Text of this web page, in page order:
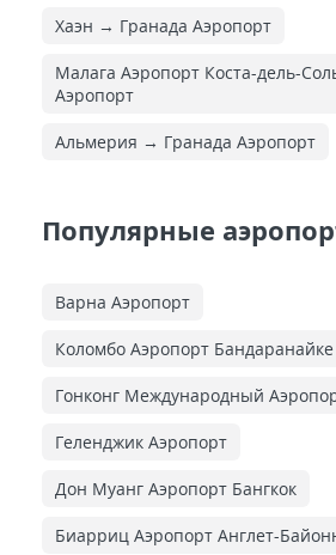
Хаэн → Гранада Аэропорт
Малага Аэропорт Коста-дель-
Аэропорт
Альмерия → Гранада Аэропорт
Популярные
Варна Аэропорт
Коломбо Аэропорт Бандаранайке
Гонконг Международный
Геленджик Аэропорт
Дон Муанг Аэропорт Бангкок
Биарриц Аэропорт Англет-